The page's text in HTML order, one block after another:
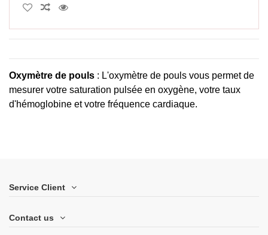
Oxymètre de pouls : L'oxymètre de pouls vous permet de
mesurer votre saturation pulsée en oxygène, votre taux
d'hémoglobine et votre fréquence cardiaque.
Service Client
Contact us